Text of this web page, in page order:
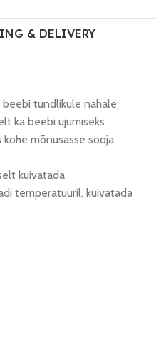
& DELIVERY
tundlikule nahale
ka beebi ujumiseks
mõnusasse sooja
kuivatada
temperatuuril, kuivatada